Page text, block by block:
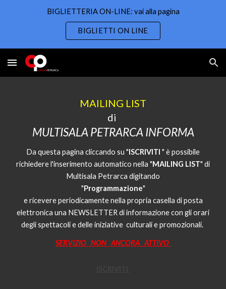
Skip to navigation
BIGLIETTERIA ON-LINE: vai alla pagina
BIGLIETTI ON LINE
MAILING LIST
di
MULTISALA PETRARCA INFORMA
Da questa pagina cliccando su "ISCRIVITI " è possibile
richiedere l'inserimento automatico nella "MAILING LIST" di
Multisala Petrarca digitando
"Programmazione"
e ricevereperiodicamente nella propria casella di posta
elettronica una NEWSLETTERdi informazione con gli orari
degli spettacoli e delle iniziative culturali e promozionali.
SERVIZIO NON ANCORA ATTIVO